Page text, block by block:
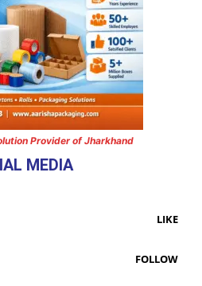
Provider of Jharkhand
MEDIA
LIKE
FOLLOW